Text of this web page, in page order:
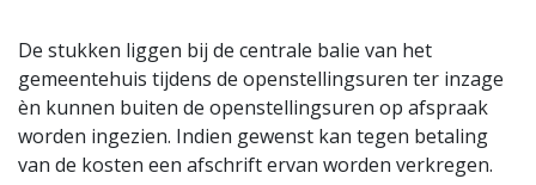
De stukken liggen bij de centrale balie van het
gemeentehuis tijdens de openstellingsuren ter inzage
èn kunnen buiten de openstellingsuren op afspraak
worden ingezien. Indien gewenst kan tegen betaling
van de kosten een afschrift ervan worden verkregen.